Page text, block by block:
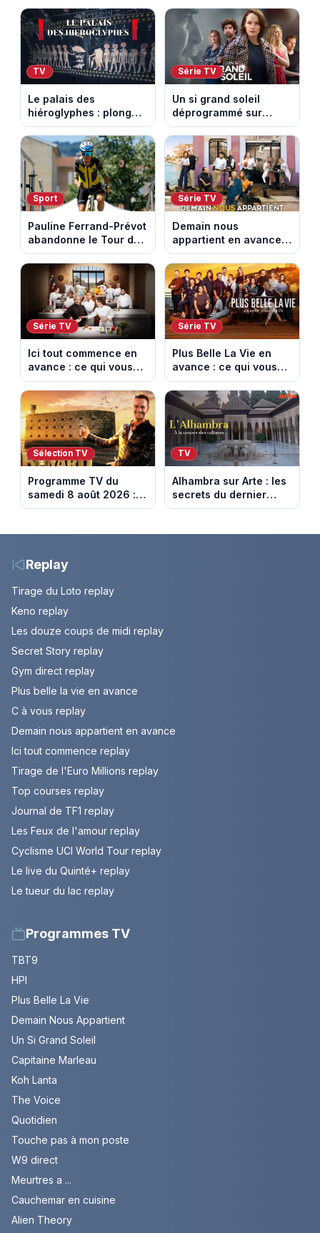
TV
Le palais des
hiéroglyphes : plongez
dans la tombe
égyptienne qui fascine
les archéologues
Série TV
Un si grand soleil
déprogrammé sur
France 3 : cinq
épisodes inédits
diffusés le 13 août
Sport
Pauline Ferrand-Prévot
abandonne le Tour de
France Femmes avant
la 8e étape
Série TV
Demain nous
appartient en avance :
ce qui vous attend la
semaine du 10 au 14
août 2026 (spoiler)
Série TV
Ici tout commence en
avance : ce qui vous
attend la semaine du
10 au 14 août 2026
(spoiler)
Série TV
Plus Belle La Vie en
avance : ce qui vous
attend la semaine du
10 au 14 août 2026
(spoiler)
Sélection TV
Programme TV du
samedi 8 août 2026 :
notre sélection pour
TV
Alhambra sur Arte : les
secrets du dernier
sultanat musulman
Replay
Tirage du Loto replay
Keno replay
Les douze coups de midi replay
Secret Story replay
Gym direct replay
Plus belle la vie en avance
C à vous replay
Demain nous appartient en avance
Ici tout commence replay
Tirage de l'Euro Millions replay
Top courses replay
Journal de TF1 replay
Les Feux de l'amour replay
Cyclisme UCI World Tour replay
Le live du Quinté+ replay
Le tueur du lac replay
Programmes TV
TBT9
HPI
Plus Belle La Vie
Demain Nous Appartient
Un Si Grand Soleil
Capitaine Marleau
Koh Lanta
The Voice
Quotidien
Touche pas à mon poste
W9 direct
Meurtres a ...
Cauchemar en cuisine
Alien Theory